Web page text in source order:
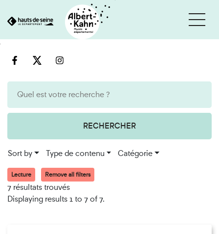
engine
RECHERCHER
Sort by Type de contenu Catégorie
Lecture Remove all filters
7 résultats trouvés
Displaying results 1 to 7 of 7.
Cookies management panel